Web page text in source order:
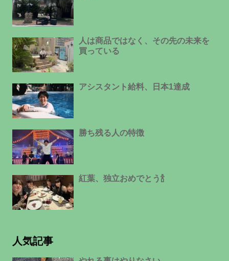
人は商品ではなく、その先の未来を
買っている
アシスタント給料、日本1達成
勝ち残る人の特徴
紅葉、独立おめでとう🍾
人気記事